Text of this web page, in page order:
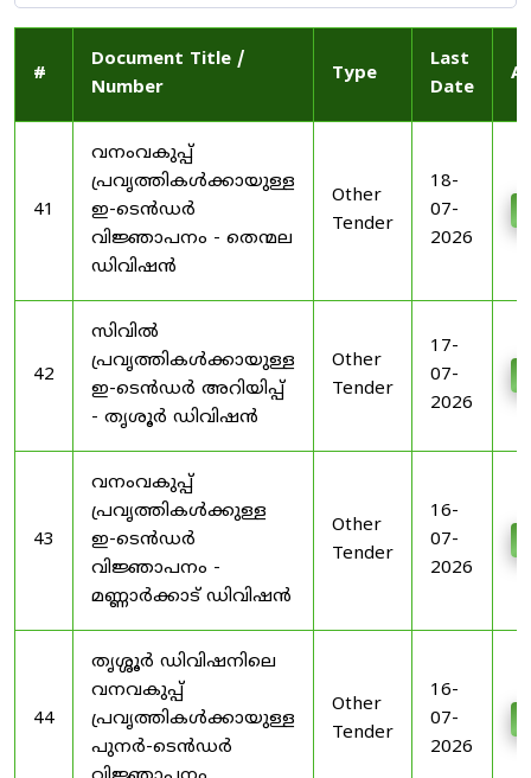
#
Document Title /
Number
Type
Last
Date
41
വനംവകുപ്പ്
പ്രവൃത്തികൾക്കായുള്ള
ഇ-ടെൻഡർ
വിജ്ഞാപനം - തെന്മല
ഡിവിഷൻ
Other
Tender
18-
07-
2026
42
സിവിൽ
പ്രവൃത്തികൾക്കായുള്ള
ഇ-ടെൻഡർ അറിയിപ്പ്
- തൃശൂർ ഡിവിഷൻ
Other
Tender
17-
07-
2026
43
വനംവകുപ്പ്
പ്രവൃത്തികൾക്കുള്ള
ഇ-ടെൻഡർ
വിജ്ഞാപനം -
മണ്ണാർക്കാട് ഡിവിഷൻ
Other
Tender
16-
07-
2026
44
തൃശ്ശൂർ ഡിവിഷനിലെ
വനവകുപ്പ്
പ്രവൃത്തികൾക്കായുള്ള
പുനർ-ടെൻഡർ
Other
Tender
16-
07-
2026